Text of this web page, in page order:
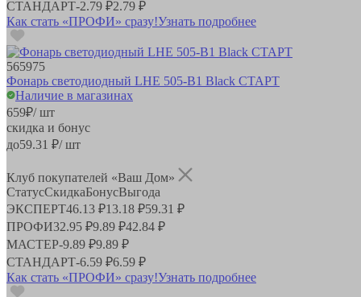
СТАНДАРТ-2.79 ₽2.79 ₽
Как стать «ПРОФИ» сразу!Узнать подробнее
565975
Фонарь светодиодный LHE 505-B1 Black СТАРТ
Наличие в магазинах
659₽/ шт
скидка и бонус
до59.31 ₽/ шт
Клуб покупателей «Ваш Дом»
СтатусСкидкаБонусВыгода
ЭКСПЕРТ46.13 ₽13.18 ₽59.31 ₽
ПРОФИ32.95 ₽9.89 ₽42.84 ₽
МАСТЕР-9.89 ₽9.89 ₽
СТАНДАРТ-6.59 ₽6.59 ₽
Как стать «ПРОФИ» сразу!Узнать подробнее